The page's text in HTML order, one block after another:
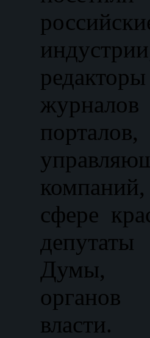
сфере
депутаты
Думы,
органов
власти.